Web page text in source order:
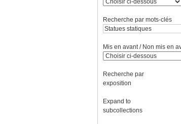
Recherche par mots-clés
Mis en avant / Non mis en
Recherche par
exposition
Expand to
subcollections